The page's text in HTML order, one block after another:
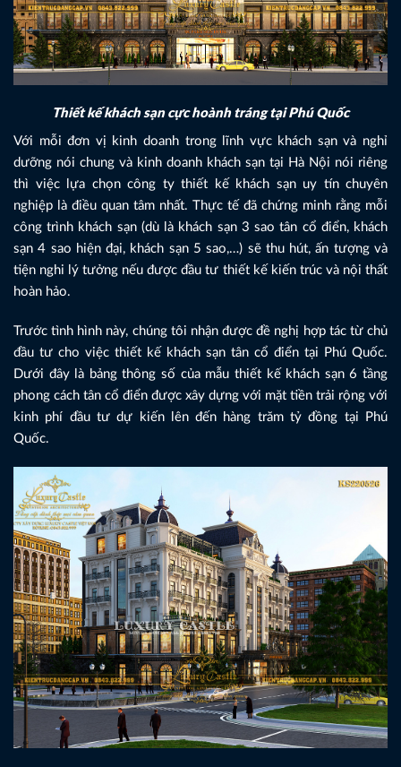
Thiết kế khách sạn cực hoành tráng tại Phú Quốc
Với mỗi đơn vị kinh doanh trong lĩnh vực khách sạn và nghỉ
dưỡng nói chung và kinh doanh khách sạn tại Hà Nội nói riêng
thì việc lựa chọn công ty thiết kế khách sạn uy tín chuyên
nghiệp là điều quan tâm nhất. Thực tế đã chứng minh rằng mỗi
công trình khách sạn (dù là khách sạn 3 sao tân cổ điển, khách
sạn 4 sao hiện đại, khách sạn 5 sao,…) sẽ thu hút, ấn tượng và
tiện nghi lý tưởng nếu được đầu tư thiết kế kiến trúc và nội thất
hoàn hảo.
Trước tình hình này, chúng tôi nhận được đề nghị hợp tác từ chủ
đầu tư cho việc thiết kế khách sạn tân cổ điển tại Phú Quốc.
Dưới đây là bảng thông số của mẫu thiết kế khách sạn 6 tầng
phong cách tân cổ điển được xây dựng với mặt tiền trải rộng với
kinh phí đầu tư dự kiến lên đến hàng trăm tỷ đồng tại Phú
Quốc.